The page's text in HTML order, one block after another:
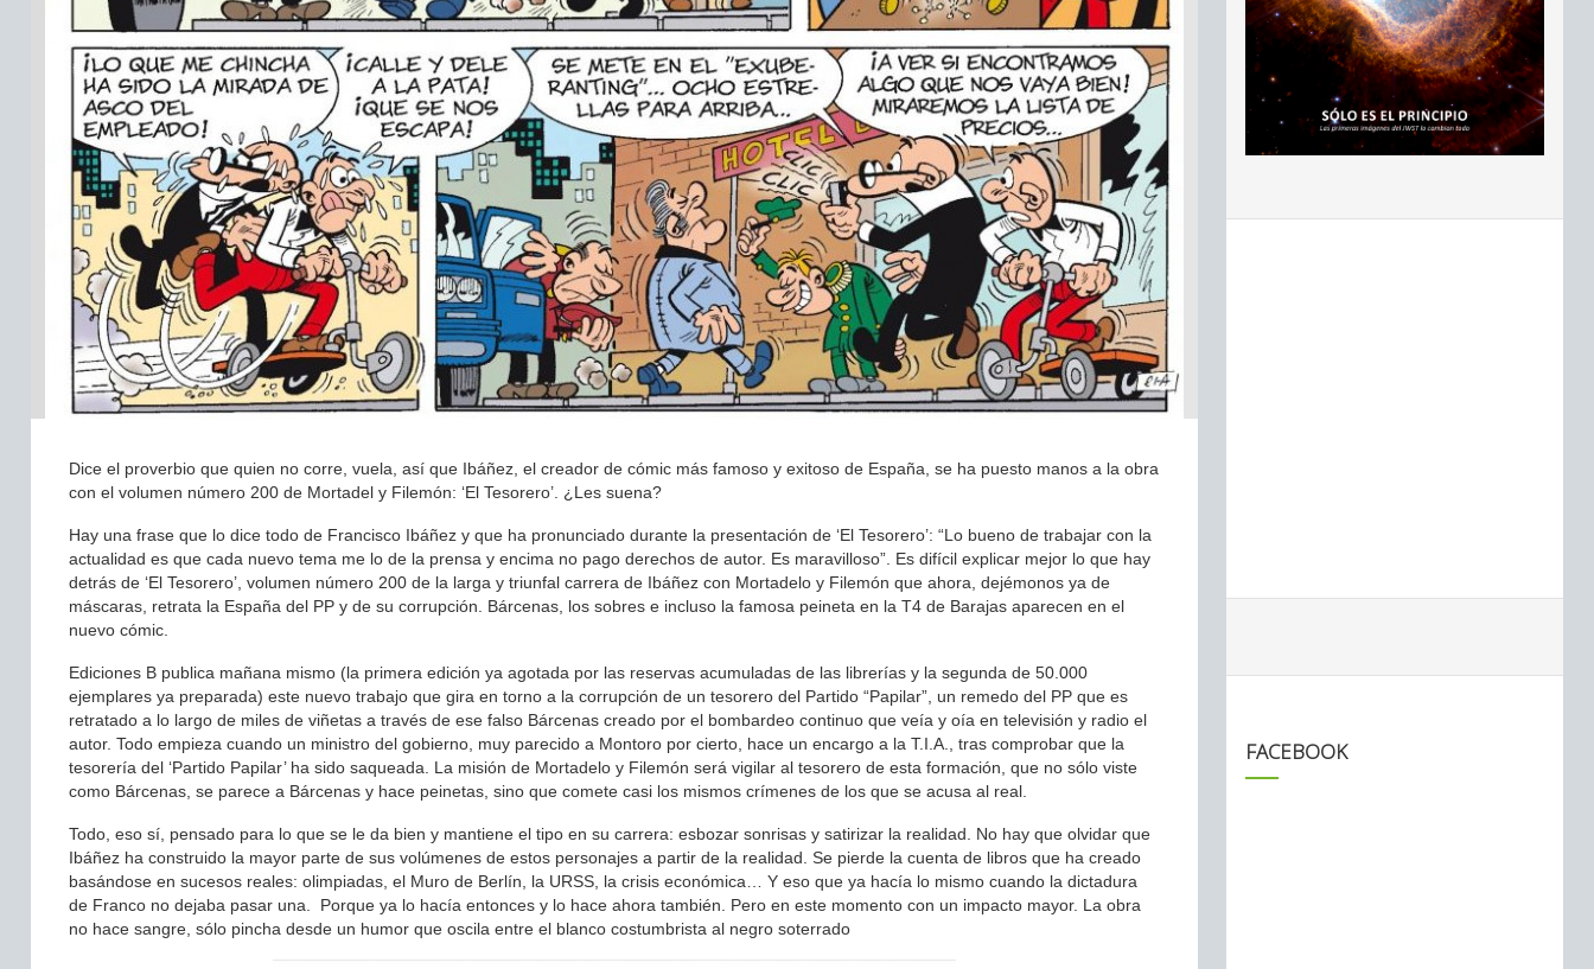
Dice el proverbio que quien no corre, vuela, así que Ibáñez, el creador de cómic más famoso y exitoso de España, se ha puesto manos a la obra
con el volumen número 200 de Mortadel y Filemón: ‘El Tesorero’. ¿Les suena?
Hay una frase que lo dice todo de Francisco Ibáñez y que ha pronunciado durante la presentación de ‘El Tesorero’: “Lo bueno de trabajar con la
actualidad es que cada nuevo tema me lo de la prensa y encima no pago derechos de autor. Es maravilloso”. Es difícil explicar mejor lo que hay
detrás de ‘El Tesorero’, volumen número 200 de la larga y triunfal carrera de Ibáñez con Mortadelo y Filemón que ahora, dejémonos ya de
máscaras, retrata la España del PP y de su corrupción. Bárcenas, los sobres e incluso la famosa peineta en la T4 de Barajas aparecen en el
nuevo cómic.
Ediciones B publica mañana mismo (la primera edición ya agotada por las reservas acumuladas de las librerías y la segunda de 50.000
ejemplares ya preparada) este nuevo trabajo que gira en torno a la corrupción de un tesorero del Partido “Papilar”, un remedo del PP que es
retratado a lo largo de miles de viñetas a través de ese falso Bárcenas creado por el bombardeo continuo que veía y oía en televisión y radio el
autor. Todo empieza cuando un ministro del gobierno, muy parecido a Montoro por cierto, hace un encargo a la T.I.A., tras comprobar que la
tesorería del ‘Partido Papilar’ ha sido saqueada. La misión de Mortadelo y Filemón será vigilar al tesorero de esta formación, que no sólo viste
como Bárcenas, se parece a Bárcenas y hace peinetas, sino que comete casi los mismos crímenes de los que se acusa al real.
Todo, eso sí, pensado para lo que se le da bien y mantiene el tipo en su carrera: esbozar sonrisas y satirizar la realidad. No hay que olvidar que
Ibáñez ha construido la mayor parte de sus volúmenes de estos personajes a partir de la realidad. Se pierde la cuenta de libros que ha creado
basándose en sucesos reales: olimpiadas, el Muro de Berlín, la URSS, la crisis económica… Y eso que ya hacía lo mismo cuando la dictadura
de Franco no dejaba pasar una. Porque ya lo hacía entonces y lo hace ahora también. Pero en este momento con un impacto mayor. La obra
no hace sangre, sólo pincha desde un humor que oscila entre el blanco costumbrista al negro soterrado
FACEBOOK